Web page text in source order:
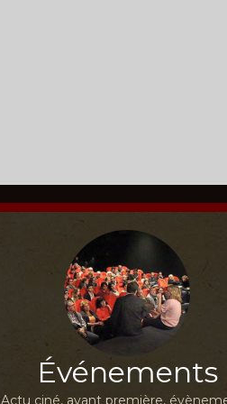
Événements
Actu ciné, avant première,